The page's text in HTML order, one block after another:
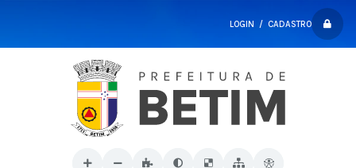
LOGIN / CADASTRO